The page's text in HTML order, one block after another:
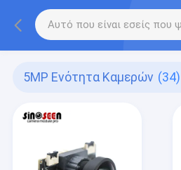
5MP Ενότητα Καμερών (34)